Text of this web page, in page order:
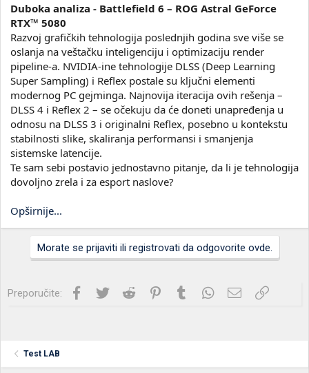
Duboka analiza - Battlefield 6 – ROG Astral GeForce
RTX™ 5080
Razvoj grafičkih tehnologija poslednjih godina sve više se
oslanja na veštačku inteligenciju i optimizaciju render
pipeline-a. NVIDIA-ine tehnologije DLSS (Deep Learning
Super Sampling) i Reflex postale su ključni elementi
modernog PC gejminga. Najnovija iteracija ovih rešenja –
DLSS 4 i Reflex 2 – se očekuju da će doneti unapređenja u
odnosu na DLSS 3 i originalni Reflex, posebno u kontekstu
stabilnosti slike, skaliranja performansi i smanjenja
sistemske latencije.
Te sam sebi postavio jednostavno pitanje, da li je tehnologija
dovoljno zrela i za esport naslove?
Opširnije...
Morate se prijaviti ili registrovati da odgovorite ovde.
Preporučite: Facebook
Twitter Reddit PinterestTumblrWhatsApp
Imejl Link
Test LAB